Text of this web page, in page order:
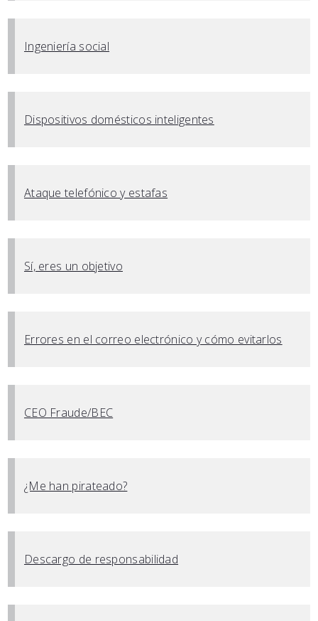
Ingeniería social
Dispositivos domésticos inteligentes
Ataque telefónico y estafas
Sí, eres un objetivo
Errores en el correo electrónico y cómo evitarlos
CEO Fraude/BEC
¿Me han pirateado?
Descargo de responsabilidad